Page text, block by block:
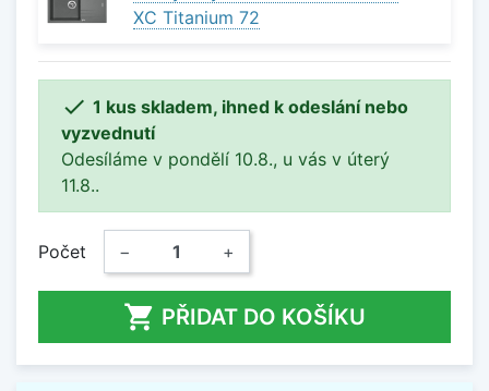
XC Titanium 72
 1 kus skladem, ihned k odeslání nebo
vyzvednutí
Odesíláme v pondělí 10.8., u vás v úterý
11.8..
Počet − +
 PŘIDAT DO KOŠÍKU